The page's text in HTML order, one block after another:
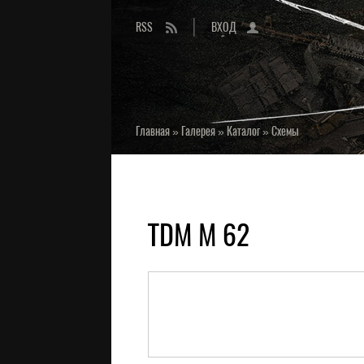
RSS ВХОД
Главная» Галерея»Каталог»Схемы
TDM M 62